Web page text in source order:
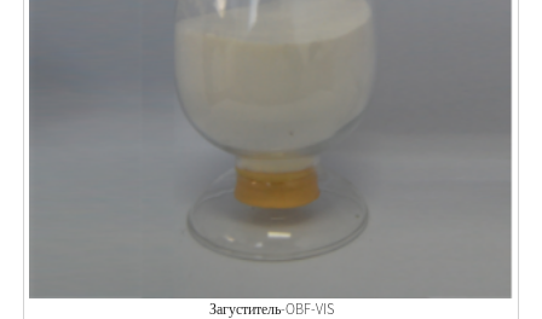
Загуститель-OBF-VIS